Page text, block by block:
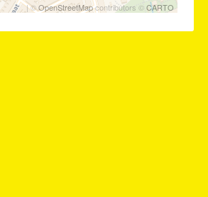
| ©OpenStreetMapcontributors ©CARTO